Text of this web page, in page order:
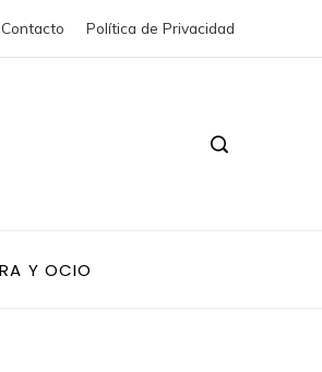
Contacto Política de Privacidad
Y OCIO